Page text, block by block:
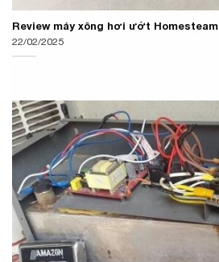
Review máy xông hơi ướt Homesteam
22/02/2025